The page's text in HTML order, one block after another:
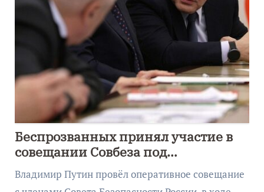
Беспрозванных принял участие в
совещании Совбеза под
руководством Путина
Владимир Путин провёл оперативное совещание